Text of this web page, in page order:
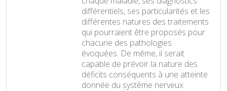
différentiels, ses particularités et les
différentes natures des traitements
qui pourraient être proposés pour
chacune des pathologies
évoquées. De même, il serait
capable de prévoir la nature des
déficits conséquents à une atteinte
donnée du système nerveux.